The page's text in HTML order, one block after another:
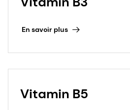
En savoir plus
Vitamin B5